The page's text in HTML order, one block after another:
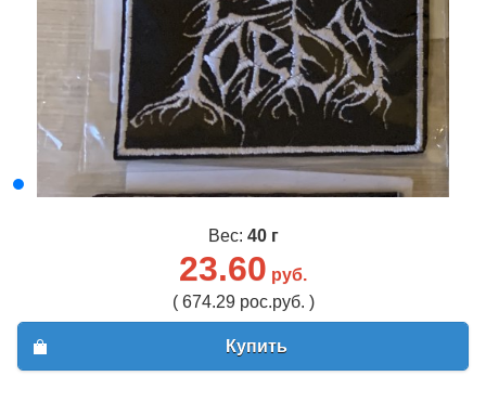
Вес: 40 г
23.60 руб.
( 674.29 рос.руб. )
Купить